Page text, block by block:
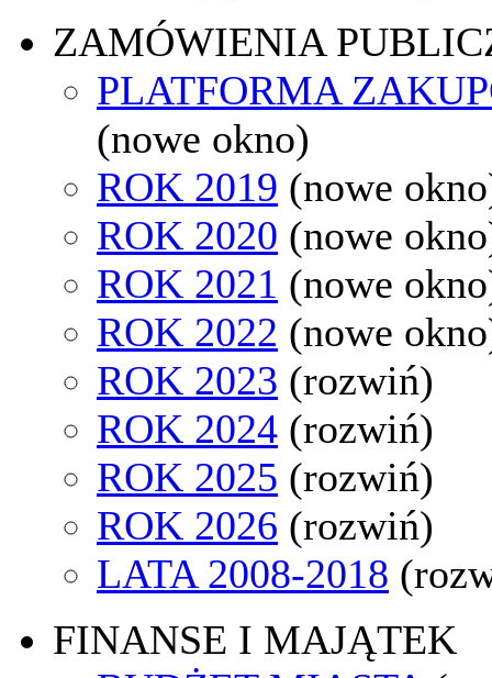
ZAMÓWIENIA
PLATFORMA
(nowe okno)
ROK 2019 (nowe
ROK 2020 (nowe
ROK 2021 (nowe
ROK 2022 (nowe
ROK 2023 (rozwiń)
ROK 2024 (rozwiń)
ROK 2025 (rozwiń)
ROK 2026 (rozwiń)
LATA 2008-2018
FINANSE I MAJĄTEK